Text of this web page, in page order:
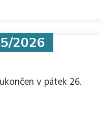
2026
v pátek 26.